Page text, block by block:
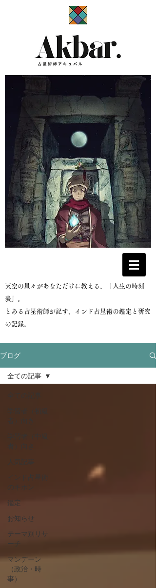
​占星術師アキュバル公式サイト
​天空の星々があなただけに教える、「人生の時刻
表」。
とある占星術師が記す、インド占星術の鑑定と研究
の記録。
ブログ
インド占星術
のキホン
鑑定
お知らせ
テーマ別リサ
ーチ
マンデーン
（政治・時
事）
全ての記事